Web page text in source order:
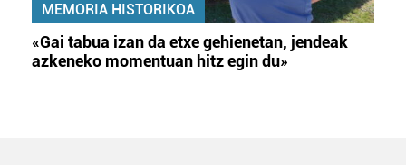
MEMORIA HISTORIKOA
«Gai tabua izan da etxe gehienetan, jendeak
azkeneko momentuan hitz egin du»